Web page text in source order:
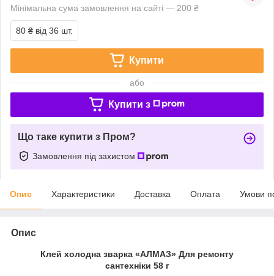
Мінімальна сума замовлення на сайті — 200 ₴
80 ₴ від 36 шт.
Купити
або
Купити з
Що таке купити з Пром?
Замовлення під захистом
Опис Характеристики Доставка Оплата Умови
Опис
Клей холодна зварка «АЛМАЗ» Для ремонту
сантехніки 58 г